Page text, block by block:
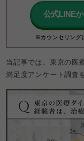
公式LINE
※カウンセリング
当記事では、東京の医
満足度アンケート調査